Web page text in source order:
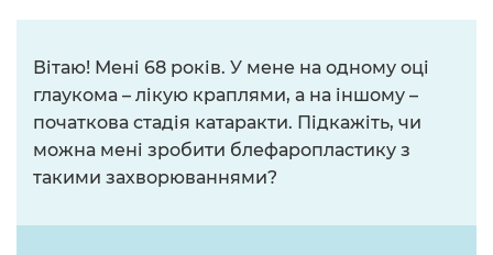
Вітаю! Мені 68 років. У мене на одному оці
глаукома – лікую краплями, а на іншому –
початкова стадія катаракти. Підкажіть, чи
можна мені зробити блефаропластику з
такими захворюваннями?